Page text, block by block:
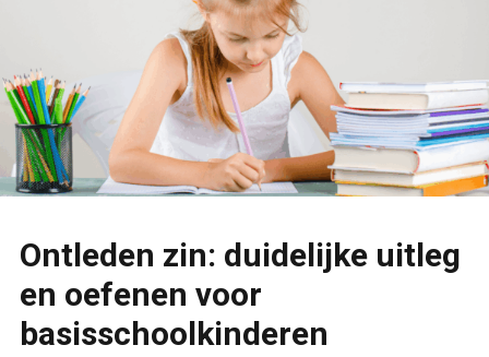
Ontleden zin: duidelijke uitleg
en oefenen voor
basisschoolkinderen